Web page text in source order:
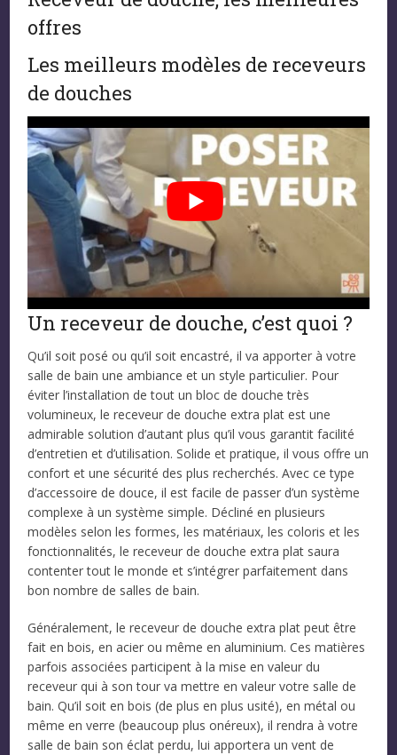
offres
Les meilleurs modèles de receveurs
de douches
Un receveur de douche, c’est quoi ?
Qu’il soit posé ou qu’il soit encastré, il va apporter à votre
salle de bain une ambiance et un style particulier. Pour
éviter l’installation de tout un bloc de douche très
volumineux, le receveur de douche extra plat est une
admirable solution d’autant plus qu’il vous garantit facilité
d’entretien et d’utilisation. Solide et pratique, il vous offre un
confort et une sécurité des plus recherchés. Avec ce type
d’accessoire de douce, il est facile de passer d’un système
complexe à un système simple. Décliné en plusieurs
modèles selon les formes, les matériaux, les coloris et les
fonctionnalités, le receveur de douche extra plat saura
contenter tout le monde et s’intégrer parfaitement dans
bon nombre de salles de bain.
Généralement, le receveur de douche extra plat peut être
fait en bois, en acier ou même en aluminium. Ces matières
parfois associées participent à la mise en valeur du
receveur qui à son tour va mettre en valeur votre salle de
bain. Qu’il soit en bois (de plus en plus usité), en métal ou
même en verre (beaucoup plus onéreux), il rendra à votre
salle de bain son éclat perdu, lui apportera un vent de